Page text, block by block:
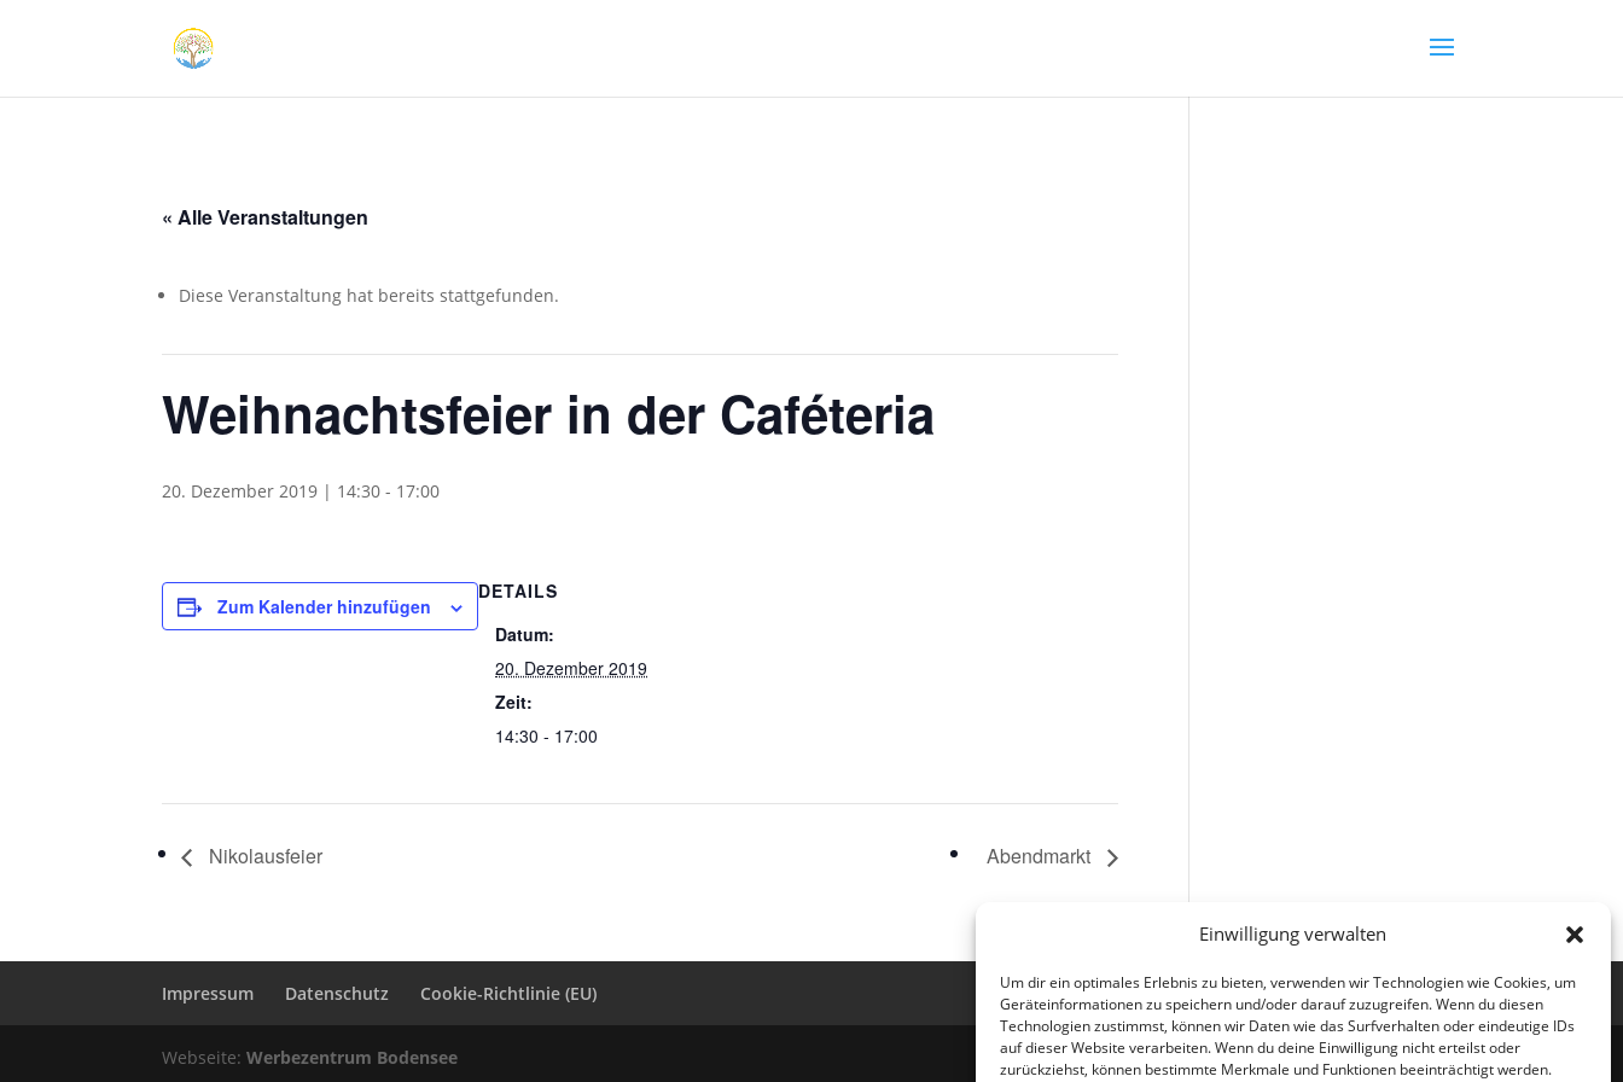
Einwilligung verwalten
Um dir ein optimales Erlebnis zu bieten, verwenden wir Technologien wie Cookies, um
Geräteinformationen zu speichern und/oder darauf zuzugreifen. Wenn du diesen
Technologien zustimmst, können wir Daten wie das Surfverhalten oder eindeutige IDs
auf dieser Website verarbeiten. Wenn du deine Einwilligung nicht erteilst oder
zurückziehst, können bestimmte Merkmale und Funktionen beeinträchtigt werden.
« Alle Veranstaltungen
Diese Veranstaltung hat bereits stattgefunden.
Weihnachtsfeier in der Caféteria
20. Dezember 2019 | 14:30 - 17:00
Zum Kalender hinzufügen
DETAILS
Datum:
20. Dezember 2019
Zeit:
14:30 - 17:00
Nikolausfeier Abendmarkt
Impressum Datenschutz Cookie-Richtlinie (EU)
Webseite:Werbezentrum Bodensee